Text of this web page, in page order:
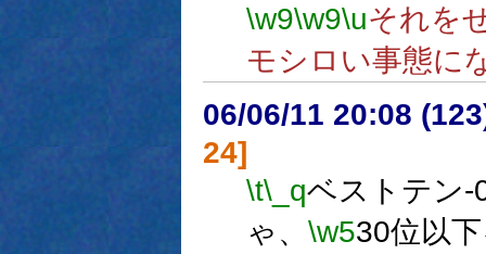
\w9\w9\uそれを
モシロい事態に
06/06/11 20:08
24]
\t\_qベストテン-
ゃ、 \w530位以